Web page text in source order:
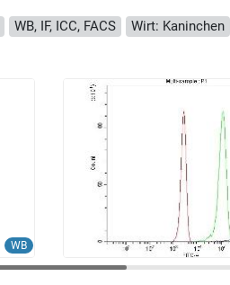
WB, IF, ICC, FACS Wirt: Kaninchen
WB